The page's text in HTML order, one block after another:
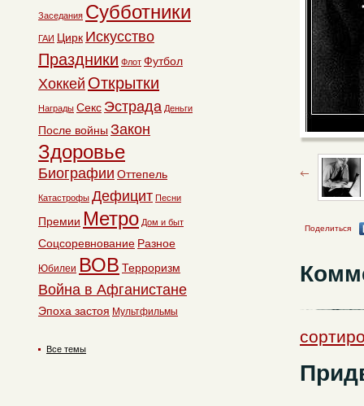
Поделиться
Заседания Субботники
ГАИ Цирк Искусство
Праздники Флот Футбол
Хоккей Открытки
Награды Секс Эстрада Деньги
После войны Закон
Здоровье
Биографии Оттепель
Катастрофы Дефицит Песни
Премии Метро Дом и быт
Соцсоревнование Разное
Юбилеи ВОВ Терроризм
Война в Афганистане
Эпоха застоя Мультфильмы
Все темы